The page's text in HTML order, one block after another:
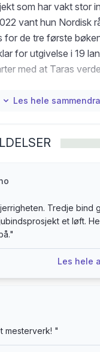
som har vakt stor
vant hun Nordisk
for de tre første
for utgivelse i 19
med at Taras
av et fellesskap.
Les hele
Tredje bind
et løft.
"
Les hele
mesterverk! "